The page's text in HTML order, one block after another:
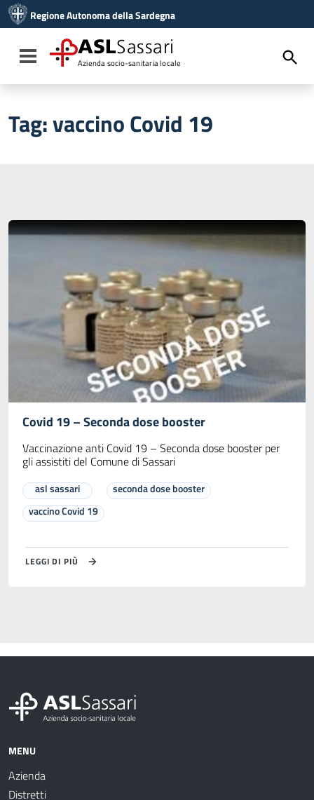
Vai al menu di navigazione
Vai al footer
Regione Autonoma della Sardegna
Toggle navigation
ASLSassari
Azienda socio-sanitaria locale
Tag:vaccino Covid 19
Covid 19 – Seconda dose booster
Vaccinazione anti Covid 19 – Seconda dose booster per
gli assistiti del Comune di Sassari
asl sassari
seconda dose booster
vaccino Covid 19
LEGGI DI PIÙ
MENU
Azienda
Distretti